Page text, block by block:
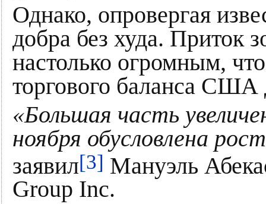
Однако, опровергая
добра без худа. Приток
настолько огромным,
торгового баланса США
«Большая часть
ноября обусловлена
заявил[3] Мануэль
Group Inc.